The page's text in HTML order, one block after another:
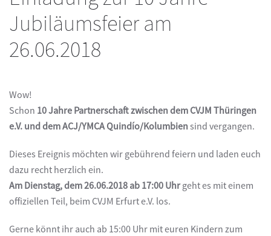
Jubiläumsfeier am
26.06.2018
Wow!
Schon 10 Jahre Partnerschaft zwischen dem CVJM Thüringen
e.V. und dem ACJ/YMCA Quindío/Kolumbiensind vergangen.
Dieses Ereignis möchten wir gebührend feiern und laden euch
dazu recht herzlich ein.
Am Dienstag, dem 26.06.2018 ab 17:00 Uhrgeht es mit einem
offiziellen Teil, beim CVJM Erfurt e.V. los.
Gerne könnt ihr auch ab 15:00 Uhr mit euren Kindern zum